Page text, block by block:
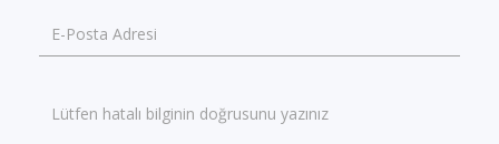
E-Posta Adresi
Lütfen hatalı bilginin doğrusunu yazınız